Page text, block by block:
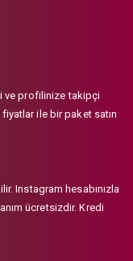
ve profilinize takipçi
ile bir paket satın
Instagram hesabınızla
ücretsizdir. Kredi